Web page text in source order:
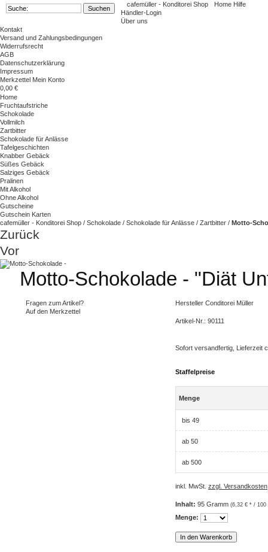
cafemüller - Konditorei Shop Home Hilfe
Händler-Login
Über uns
Kontakt
Versand und Zahlungsbedingungen
Widerrufsrecht
AGB
Datenschutzerklärung
Impressum
Merkzettel Mein Konto
0,00 €
Home
Fruchtaufstriche
Schokolade
Vollmilch
Zartbitter
Schokolade für Anlässe
Tafelgeschichten
Knabber Gebäck
Süßes Gebäck
Salziges Gebäck
Pralinen
Mit Alkohol
Ohne Alkohol
Gutscheine
Gutschein Karten
cafemüller - Konditorei Shop / Schokolade / Schokolade für Anlässe / Zartbitter / Motto-
Zurück
Vor
Motto-Schokolade - "Diät
Fragen zum Artikel?
Auf den Merkzettel
Hersteller Conditorei Müller
Artikel-Nr.: 90111
Sofort versandfertig, Lieferzeit
Staffelpreise
Menge
bis 49
ab 50
ab 500
inkl. MwSt. zzgl. Versandkosten
Inhalt: 95 Gramm (6,32 € * / 100
Menge: